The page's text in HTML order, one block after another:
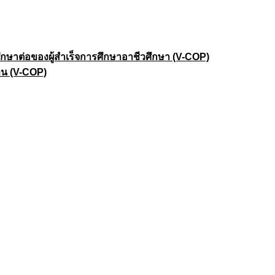
าต่อของผู้สำเร็จการศึกษาอาชีวศึกษา (V-COP)
(V-COP)